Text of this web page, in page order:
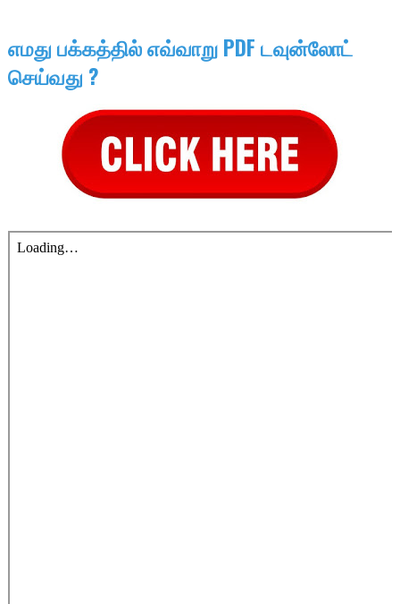
எமது பக்கத்தில் எவ்வாறு PDF டவுன்லோட்
செய்வது ?